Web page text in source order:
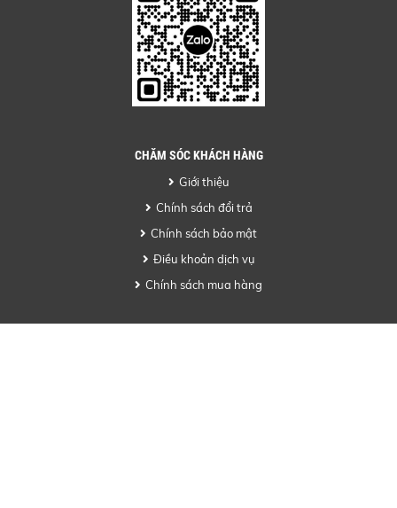
CHĂM SÓC KHÁCH HÀNG
Giới thiệu
Chính sách đổi trả
Chính sách bảo mật
Điều khoản dịch vụ
Chính sách mua hàng